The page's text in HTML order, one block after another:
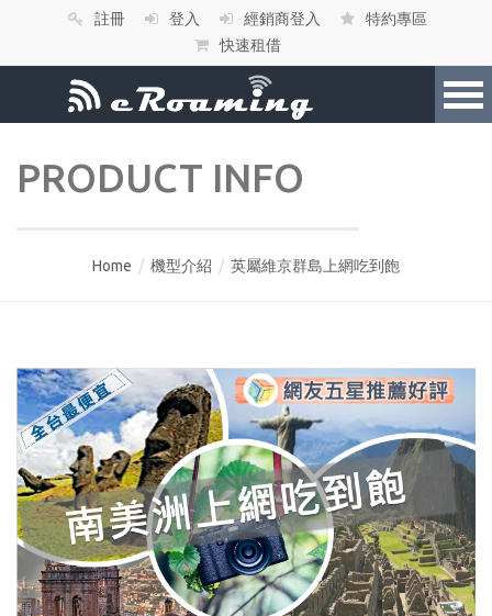
註冊 登入 經銷商登入
特約專區
快速租借
PRODUCT INFO
Home / 機型介紹 / 英屬維京群島上網吃到飽